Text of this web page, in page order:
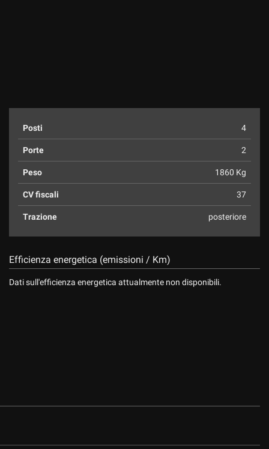
Posti 4
Porte 2
Peso 1860 Kg
CV fiscali 37
Trazione posteriore
Efficienza energetica (emissioni / Km)
Dati sull'efficienza energetica attualmente non disponibili.